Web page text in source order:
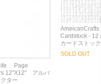
Page
12"X12" アルバ
ター
AmeicanCrafts
Cardstock - 12
カードストック
SOLD OUT